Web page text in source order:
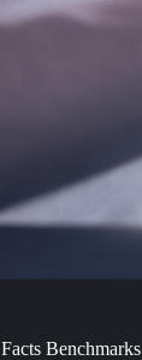
Benchmarks